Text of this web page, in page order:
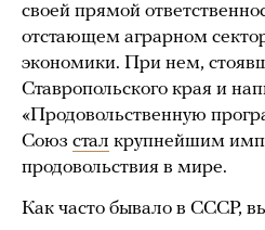
своей прямой
отстающем аграрном
экономики. При нем,
Ставропольского края и
«Продовольственную
Союз стал крупнейшим
продовольствия в мире.
Как часто бывало в СССР,